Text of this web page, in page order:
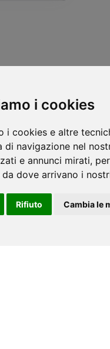
i cookies
i cookies e altre
di navigazione nel
e annunci mirati,
da dove arrivano i
Rifiuto Cambia le